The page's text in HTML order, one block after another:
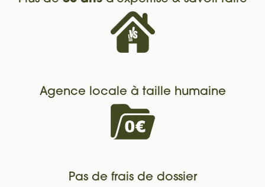
Agence locale à taille humaine
Pas de frais de dossier